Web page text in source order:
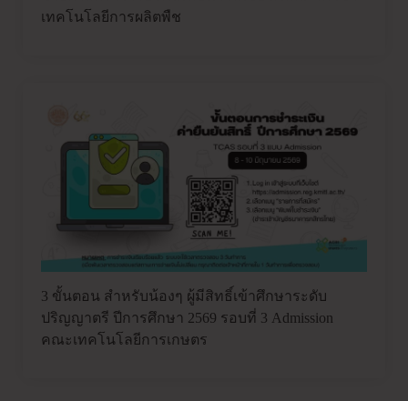
เทคโนโลยีการผลิตพืช
3 ขั้นตอน สำหรับน้องๆ ผู้มีสิทธิ์เข้าศึกษาระดับ
ปริญญาตรี ปีการศึกษา 2569 รอบที่ 3 Admission
คณะเทคโนโลยีการเกษตร